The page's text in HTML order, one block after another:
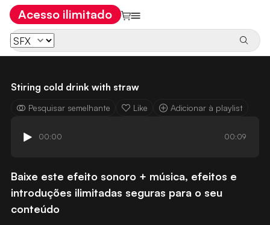
Acesso ilimitado
Stiring cold drink with straw
Pesquisar semelhante Like Adicionar à playlist
00:00 00:09
Baixe este efeito sonoro + música, efeitos e
introduções ilimitadas seguras para o seu
conteúdo